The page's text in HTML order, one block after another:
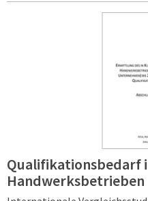
Qualifikationsbedarf
Handwerksbetrieben